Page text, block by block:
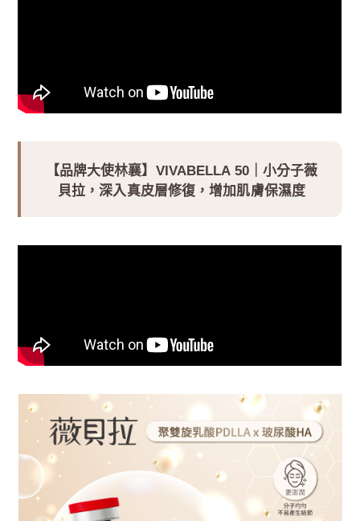
【品牌大使林襄】VIVABELLA 50｜小分子薇
貝拉，深入真皮層修復，增加肌膚保濕度